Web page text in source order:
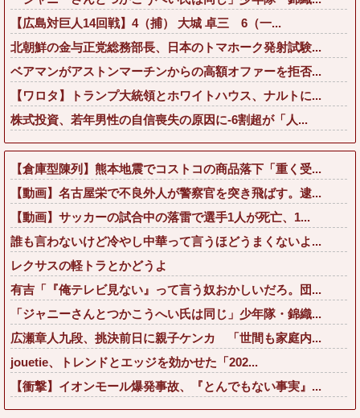
【広島対巨人14回戦】4（捕） 大城 卓三 6（一...
北朝鮮の金与正党総務部長、日本のトマホーク発射試験...
ベアマンがアストンマーチンからの高額オファーを拒否...
【ワロタ】トランプ大統領とホワイトハウス、ナルトに...
株式投資、若年男性の自信喪失の原因に-6割超が「人...
【倉庫型陳列】熊本地震でコストコの商品落下「重く受...
【動画】名古屋栄で不良外人が警察官を突き飛ばす。逮...
【動画】サッカーの試合中の落雷で選手1人が死亡、1...
誰も言わないけど冷やし中華って言うほどうまくないよ...
レクサスの軽トラとかどうよ
有吉「『俺テレビ見ない』って言う奴おかしいだろ。団...
「ジャニーさんとつかこうへい氏は同じ」少年隊・錦織...
広瀬章人九段、挑決前日に親子ケンカ 「世間も家庭内...
jouetie、トレンドとエッジを効かせた「202...
【衝撃】イオンモール爆発事故、『とんでもない事実』...